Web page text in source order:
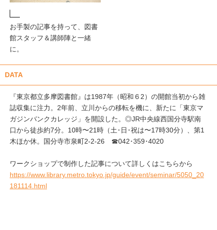
お手製の記事を持って、図書
館スタッフ＆講師陣と一緒
に。
DATA
『東京都立多摩図書館』は1987年（昭和６2）の開館当初から雑
誌収集に注力。2年前、立川からの移転を機に、新たに「東京マ
ガジンバンクカレッジ」を開設した。◎JR中央線西国分寺駅南
口から徒歩約7分。10時〜21時（土･日･祝は〜17時30分）、第1
木ほか休。国分寺市泉町2-2-26 ☎042･359･4020
ワークショップで制作した記事について詳しくはこちらから
https://www.library.metro.tokyo.jp/guide/event/seminar/5050_20
181114.html